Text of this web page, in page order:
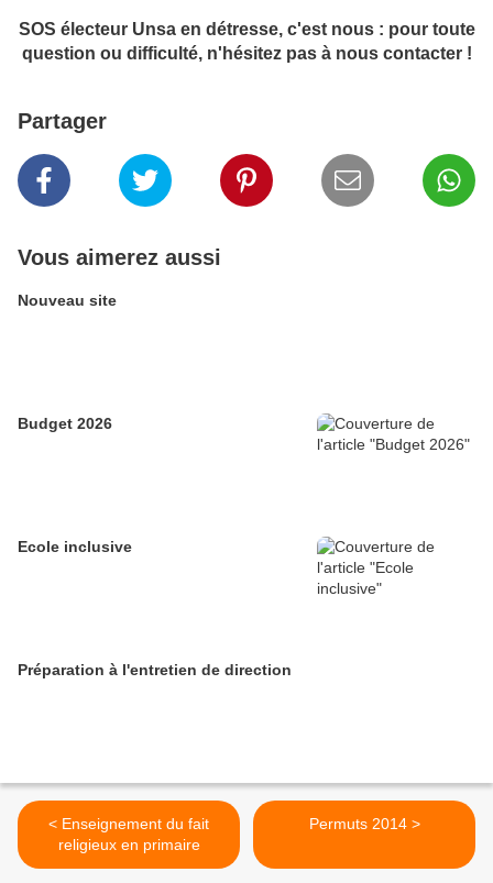
SOS électeur Unsa en détresse, c'est nous : pour toute
question ou difficulté, n'hésitez pas à nous contacter !
Partager
Vous aimerez aussi
Nouveau site
Budget 2026
Ecole inclusive
Préparation à l'entretien de direction
< Enseignement du fait
religieux en primaire
Permuts 2014 >